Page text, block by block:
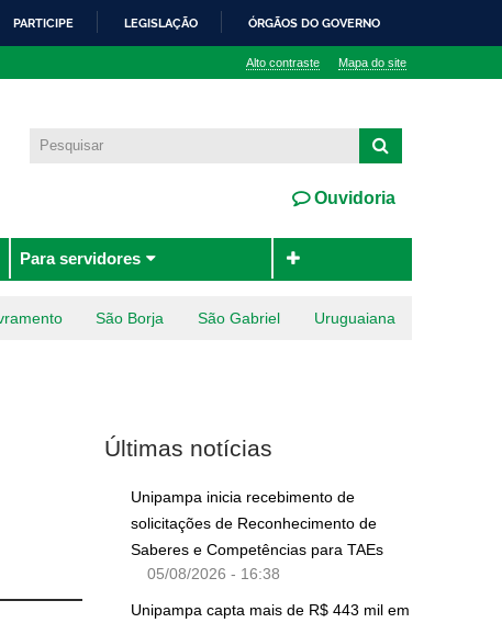
PARTICIPE LEGISLAÇÃO ÓRGÃOS DO GOVERNO
Alto contraste Mapa do site
Ouvidoria
Para servidores
São Borja São Gabriel Uruguaiana
Últimas notícias
Unipampa inicia recebimento de
solicitações de Reconhecimento de
Saberes e Competências para TAEs
05/08/2026 - 16:38
Unipampa capta mais de R$ 443 mil em